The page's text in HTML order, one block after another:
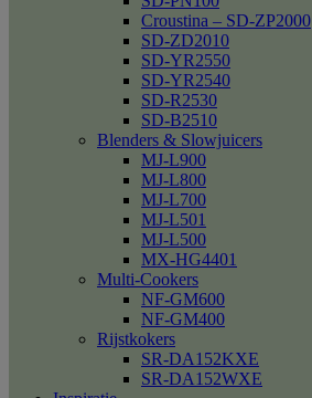
Croustina – SD-ZP2000
SD-ZD2010
SD-YR2550
SD-YR2540
SD-R2530
SD-B2510
Blenders & Slowjuicers
MJ-L900
MJ-L800
MJ-L700
MJ-L501
MJ-L500
MX-HG4401
Multi-Cookers
NF-GM600
NF-GM400
Rijstkokers
SR-DA152KXE
SR-DA152WXE